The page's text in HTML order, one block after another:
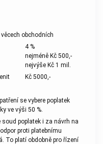
obchodních
4 %
nejméně Kč 500,-
nejvýše Kč 1 mil.
Kč 5000,-
se vybere poplatek
ve výši 50 %.
soud poplatek i za návrh na
proti platebnímu
To platí obdobně pro řízení